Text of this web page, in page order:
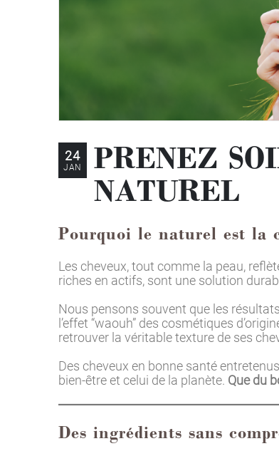
24
JAN
PRENEZ
NATUREL
Pourquoi le naturel est la
Les cheveux, tout comme la peau,
riches en actifs, sont une solution
Nous pensons souvent que les
l’effet “waouh” des cosmétiques
retrouver la véritable texture de ses
Des cheveux en bonne santé
bien-être et celui de la planète. Que du
Des ingrédients sans